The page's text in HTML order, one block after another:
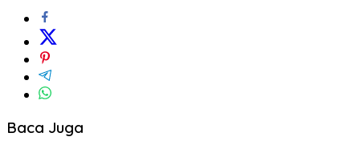
Baca Juga